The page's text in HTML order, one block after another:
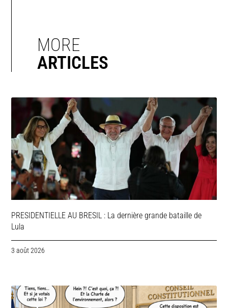
MORE
ARTICLES
PRESIDENTIELLE AU BRESIL : La dernière grande bataille de
Lula
3 août 2026